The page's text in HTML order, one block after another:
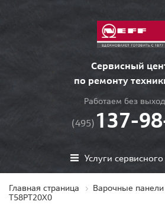
Сервисный
по ремонту
Работаем без
(495) 137-
Услуги
Главная страница Варочные панели
T58PT20X0